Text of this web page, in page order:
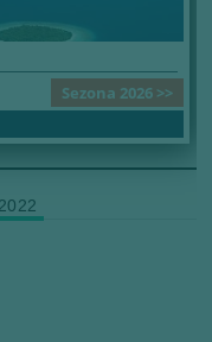
Sezona 2026 >>